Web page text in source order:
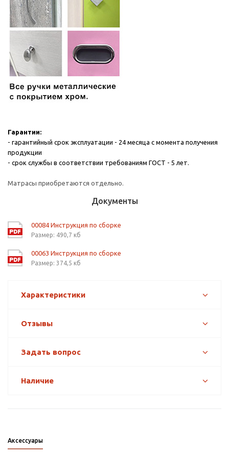
Гарантии:
- гарантийный срок эксплуатации - 24 месяца с момента получения
продукции
- срок службы в соответствии требованиям ГОСТ - 5 лет.
Матрасы приобретаются отдельно.
Документы
00084 Инструкция по сборке
Размер: 490,7 кб
00063 Инструкция по сборке
Размер: 374,5 кб
Характеристики
Отзывы
Задать вопрос
Наличие
Аксессуары